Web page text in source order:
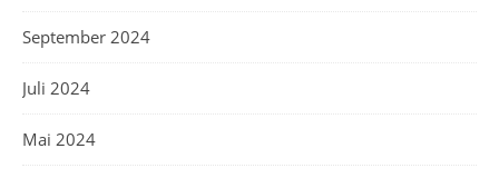
September 2024
Juli 2024
Mai 2024